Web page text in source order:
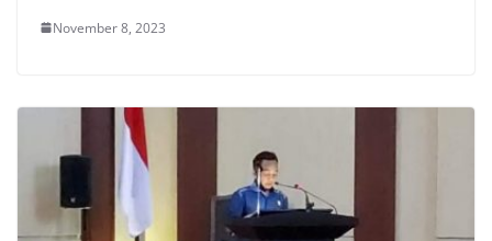
November 8, 2023